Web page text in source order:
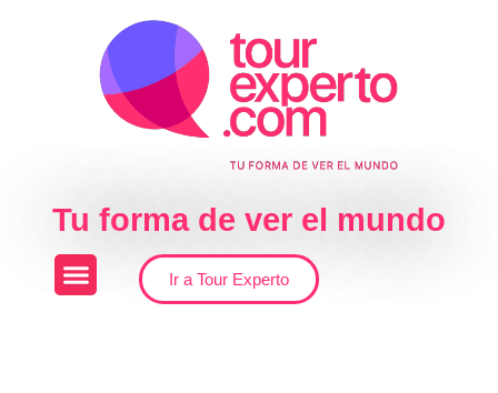
Tu forma de ver el mundo
Ir a Tour Experto